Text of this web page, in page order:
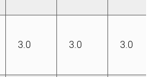
3.0 3.0 3.0